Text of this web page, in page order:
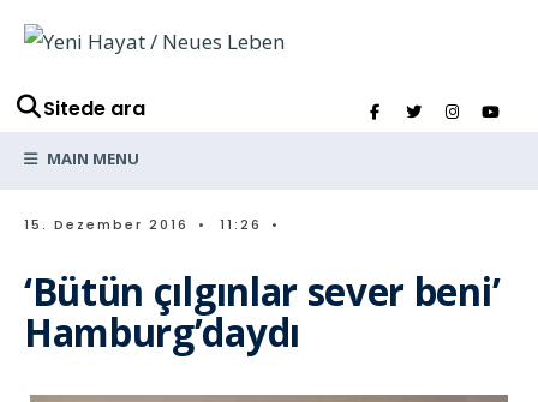
Sitede ara
MAIN MENU
15. Dezember 2016 • 11:26 •
‘Bütün çılgınlar sever beni’
Hamburg’daydı